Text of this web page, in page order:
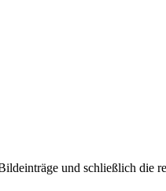
und schließlich die